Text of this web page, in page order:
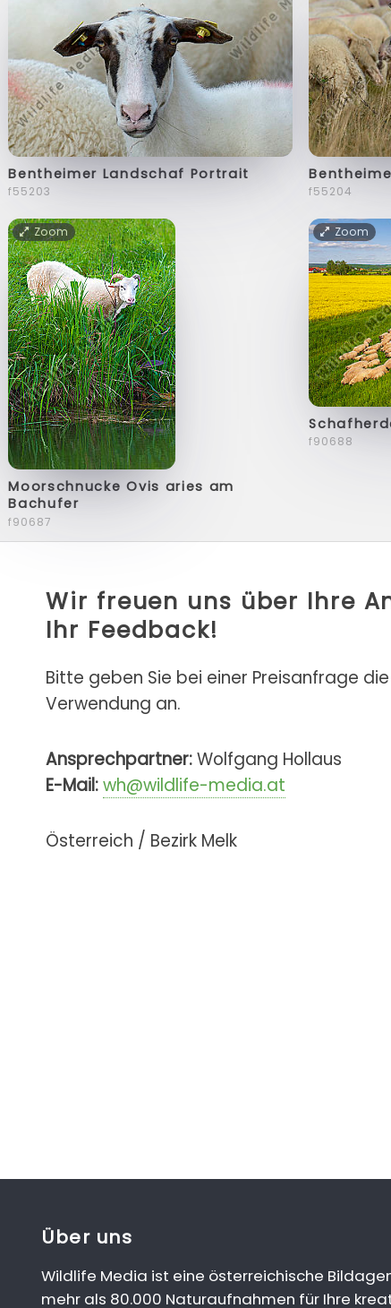
Bentheimer Landschaf Portrait
f55203 f55204
Zoom
Moorschnucke Ovis aries am
Bachufer
f90687
Zoom
f90688
Wir freuen uns über Ihre
Ihr Feedback!
Bitte geben Sie bei einer Preisanfrage
Verwendung an.
Ansprechpartner:Wolfgang Hollaus
E-Mail:wh@wildlife-media.at
Österreich / Bezirk Melk
Über uns
Wildlife Media ist eine österreichische
mehr als 80.000 Naturaufnahmen für Ihre